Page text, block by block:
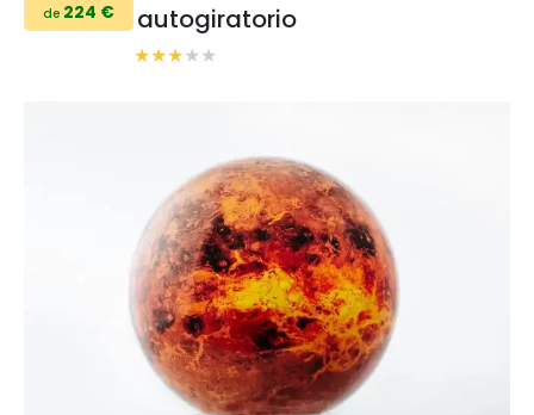
de 224 €
autogiratorio